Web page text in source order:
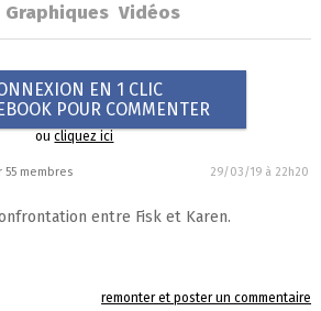
Graphiques Vidéos
EN 1 CLIC
POUR COMMENTER
oucliquez ici
55 membres 29/03/19 à 22h20
entre Fisk et Karen.
remonter et poster un commentaire